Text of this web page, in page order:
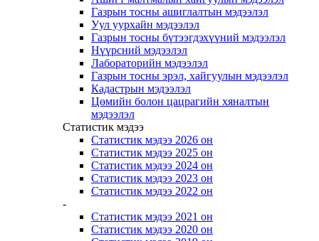
Газрын тосны ашиглалтын мэдээлэл
Уул уурхайн мэдээлэл
Газрын тосны бүтээгдэхүүний мэдээлэл
Нүүрсний мэдээлэл
Лабораторийн мэдээлэл
Газрын тосны эрэл, хайгуулын мэдээлэл
Кадастрын мэдээлэл
Цөмийн болон цацрагийн хяналтын
мэдээлэл
Статистик мэдээ
Статистик мэдээ 2026 он
Статистик мэдээ 2025 он
Статистик мэдээ 2024 он
Статистик мэдээ 2023 он
Статистик мэдээ 2022 он
-
Статистик мэдээ 2021 он
Статистик мэдээ 2020 он